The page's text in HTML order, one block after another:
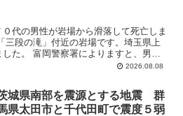
代の男性が岩場から滑落して死亡しま
三段の滝」付近の岩場です。埼玉県上
た。 富岡警察署によりますと、男性
時前に入山して、碧岩、大岩を...2026.08.08
城県南部を震源とする地震 群
県太田市と千代田町で震度５弱